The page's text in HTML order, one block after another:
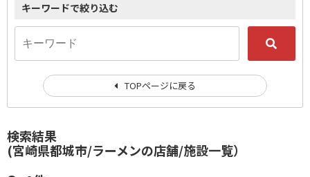
検索結果
(宮崎県都城市/ラーメンの店舗/施設一覧）
キーワードで絞り込む
TOPページに戻る